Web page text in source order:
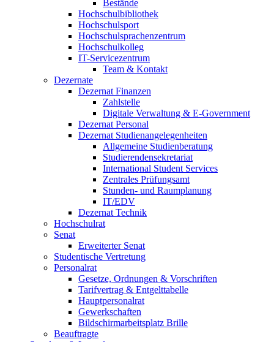
Bestände
Hochschulbibliothek
Hochschulsport
Hochschulsprachenzentrum
Hochschulkolleg
IT-Servicezentrum
Team & Kontakt
Dezernate
Dezernat Finanzen
Zahlstelle
Digitale Verwaltung & E-Government
Dezernat Personal
Dezernat Studienangelegenheiten
Allgemeine Studienberatung
Studierendensekretariat
International Student Services
Zentrales Prüfungsamt
Stunden- und Raumplanung
IT/EDV
Dezernat Technik
Hochschulrat
Senat
Erweiterter Senat
Studentische Vertretung
Personalrat
Gesetze, Ordnungen & Vorschriften
Tarifvertrag & Entgelttabelle
Hauptpersonalrat
Gewerkschaften
Bildschirmarbeitsplatz Brille
Beauftragte